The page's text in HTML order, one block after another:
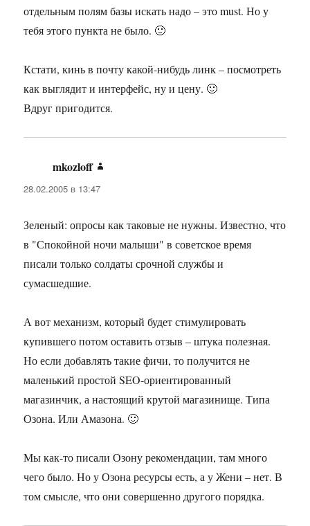
отдельным полям базы искать надо – это must. Но у
тебя этого пункта не было. 🙂
Кстати, кинь в почту какой-нибудь линк – посмотреть
как выглядит и интерфейс, ну и цену. 🙂
Вдруг пригодится.
mkozloff
28.02.2005 в 13:47
Зеленый: опросы как таковые не нужны. Известно, что
в "Спокойной ночи малыши" в советское время
писали только солдаты срочной службы и
сумасшедшие.
А вот механизм, который будет стимулировать
купившего потом оставить отзыв – штука полезная.
Но если добавлять такие фичи, то получится не
маленький простой SEO-ориентированный
магазинчик, а настоящий крутой магазинище. Типа
Озона. Или Амазона. 🙂
Мы как-то писали Озону рекомендации, там много
чего было. Но у Озона ресурсы есть, а у Жени – нет. В
том смысле, что они совершенно другого порядка.